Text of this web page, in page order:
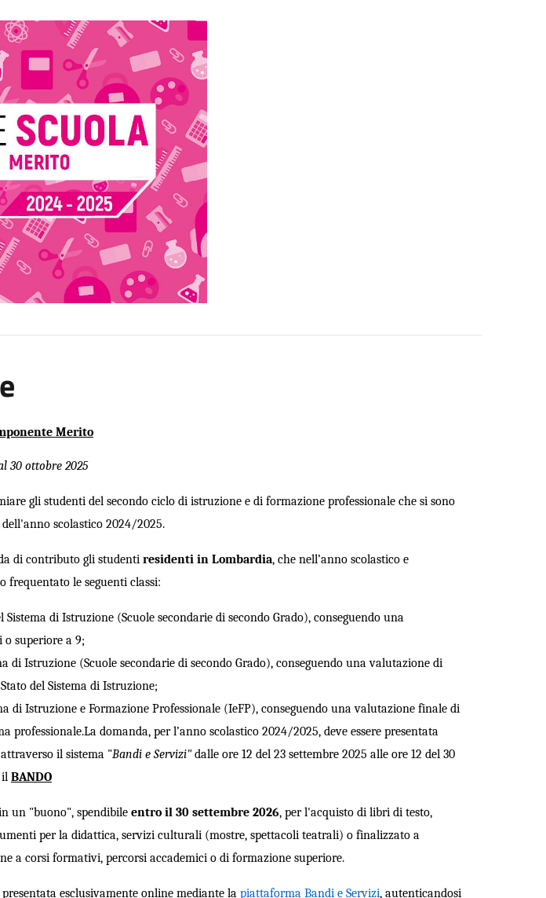
Merito
30 ottobre 2025
gli studenti del secondo ciclo di istruzione e di formazione professionale che si sono
scolastico 2024/2025.
di contributo gli studenti residenti in Lombardia, che nell’anno scolastico e
le seguenti classi:
Sistema di Istruzione (Scuole secondarie di secondo Grado), conseguendo una
superiore a 9;
di Istruzione (Scuole secondarie di secondo Grado), conseguendo unavalutazione di
del Sistema di Istruzione;
di Istruzione e Formazione Professionale (IeFP), conseguendo unavalutazione finale di
professionale.La domanda, per l’anno scolastico 2024/2025, deve essere presentata
il sistema "Bandi e Servizi"dalle ore 12 del 23 settembre 2025 alle ore 12 del 30
il BANDO
un "buono", spendibile entro il 30 settembre 2026, per l'acquisto di libri di testo,
per la didattica, servizi culturali (mostre, spettacoli teatrali) o finalizzato a
a corsi formativi, percorsi accademici o di formazione superiore.
presentataesclusivamente online mediante la piattaforma Bandi e Servizi, autenticandosi